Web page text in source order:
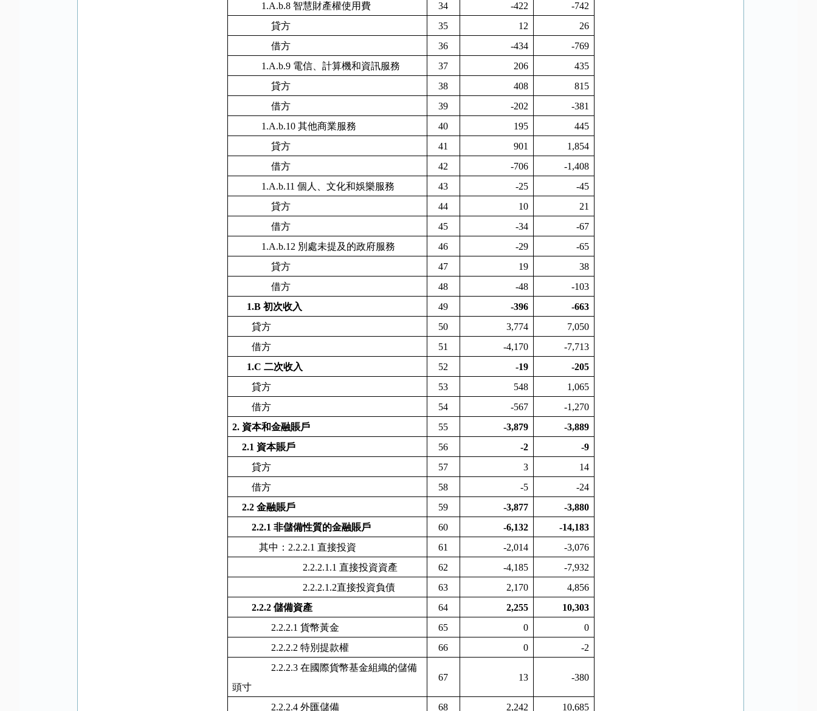
1.A.b.8 智慧財產權使用費 34 -422
-742
貸方
35 12
26
借方
36 -434
-769
1.A.b.9 電信、計算機和資訊服務 37 206
435
貸方
38 408
815
借方
39 -202
-381
1.A.b.10 其他商業服務 40 195
445
貸方
41 901
1,854
借方
42 -706
-1,408
1.A.b.11 個人、文化和娛樂服務 43 -25
-45
貸方
44 10
21
借方
45 -34
-67
1.A.b.12 別處未提及的政府服務 46 -29
-65
貸方
47 19
38
借方
48 -48
-103
1.B 初次收入 49 -396
-663
貸方
50 3,774
7,050
借方
51 -4,170
-7,713
1.C 二次收入 52 -19
-205
貸方
53 548
1,065
借方
54 -567
-1,270
2. 資本和金融賬戶 55 -3,879
-3,889
2.1 資本賬戶 56 -2
-9
貸方
57 3
14
借方
58 -5
-24
2.2 金融賬戶 59 -3,877
-3,880
2.2.1 非儲備性質的金融賬戶 60 -6,132
-14,183
其中： 2.2.2.1 直接投資 61 -2,014
-3,076
2.2.2.1.1 直接投資資產 62 -4,185
-7,932
2.2.2.1.2直接投資負債 63 2,170
4,856
2.2.2 儲備資產 64 2,255
10,303
2.2.2.1 貨幣黃金 65 0
0
2.2.2.2 特別提款權 66 0
-2
2.2.2.3 在國際貨幣基金組織的儲備
頭寸
67 13 -380
2.2.2.4 外匯儲備 68 2,242 10,685